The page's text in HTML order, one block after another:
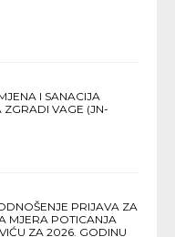
I SANACIJA
VAGE (JN-
PRIJAVA ZA
MJERA POTICANJA
ZA 2026. GODINU